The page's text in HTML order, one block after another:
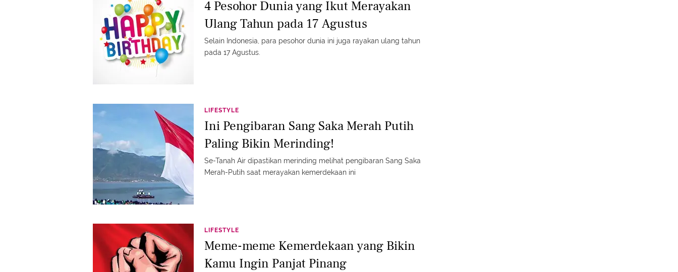
4 Pesohor Dunia yang Ikut Merayakan
Ulang Tahun pada 17 Agustus
Selain Indonesia, para pesohor dunia ini juga rayakan ulang tahun
pada 17 Agustus.
LIFESTYLE
Ini Pengibaran Sang Saka Merah Putih
Paling Bikin Merinding!
Se-Tanah Air dipastikan merinding melihat pengibaran Sang Saka
Merah-Putih saat merayakan kemerdekaan ini
LIFESTYLE
Meme-meme Kemerdekaan yang Bikin
Kamu Ingin Panjat Pinang